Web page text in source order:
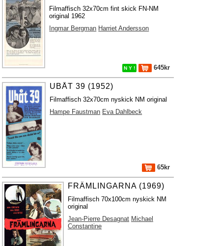
Filmaffisch 32x70cm fint skick FN-NM
original 1962
Ingmar Bergman Harriet Andersson
N Y ! 645kr
UBÅT 39 (1952)
Filmaffisch 32x70cm nyskick NM original
Hampe Faustman Eva Dahlbeck
65kr
FRÄMLINGARNA (1969)
Filmaffisch 70x100cm nyskick NM
original
Jean-Pierre Desagnat Michael
Constantine